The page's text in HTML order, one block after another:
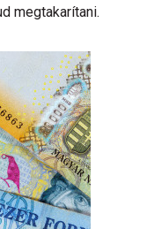
megtakarítani.